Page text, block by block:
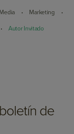
• Marketing •
• Autor Invitado
boletín de